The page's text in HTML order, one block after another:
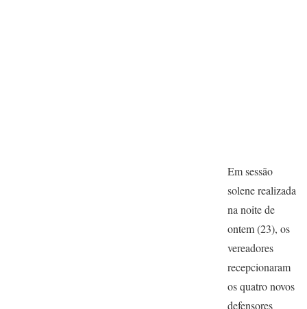
Em sessão
solene realizada
na noite de
ontem (23), os
vereadores
recepcionaram
os quatro novos
defensores